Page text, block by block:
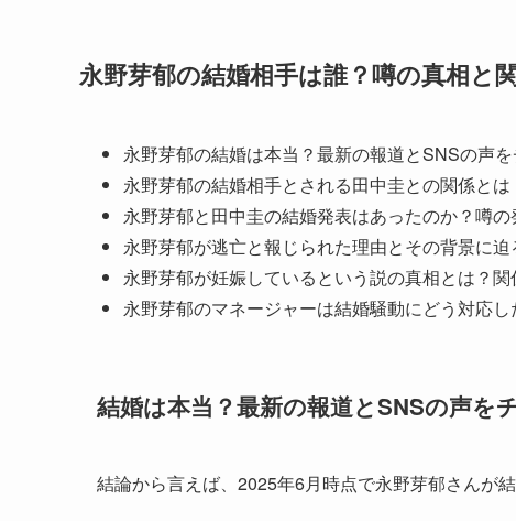
永野芽郁の結婚相手は誰？噂の真相と
永野芽郁の結婚は本当？最新の報道とSNSの声を
永野芽郁の結婚相手とされる田中圭との関係とは
永野芽郁と田中圭の結婚発表はあったのか？噂の
永野芽郁が逃亡と報じられた理由とその背景に迫
永野芽郁が妊娠しているという説の真相とは？関
永野芽郁のマネージャーは結婚騒動にどう対応し
結婚は本当？最新の報道とSNSの声を
結論から言えば、2025年6月時点で永野芽郁さんが